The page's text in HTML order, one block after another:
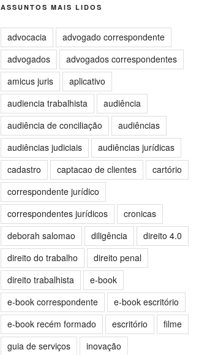
ASSUNTOS MAIS LIDOS
advocacia
advogado correspondente
advogados
advogados correspondentes
amicus juris
aplicativo
audiencia trabalhista
audiência
audiência de conciliação
audiências
audiências judiciais
audiências jurídicas
cadastro
captacao de clientes
cartório
correspondente jurídico
correspondentes jurídicos
cronicas
deborah salomao
diligência
direito 4.0
direito do trabalho
direito penal
direito trabalhista
e-book
e-book correspondente
e-book escritório
e-book recém formado
escritório
filme
guia de serviços
inovação